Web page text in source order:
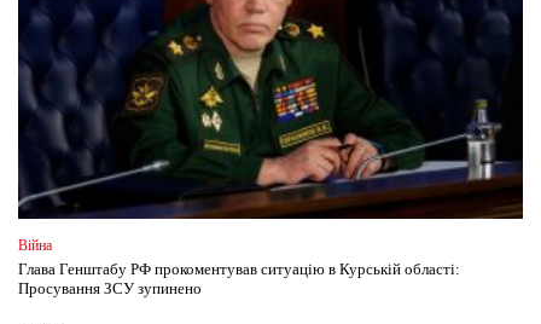
Війна
Глава Генштабу РФ прокоментував ситуацію в Курській області:
Просування ЗСУ зупинено